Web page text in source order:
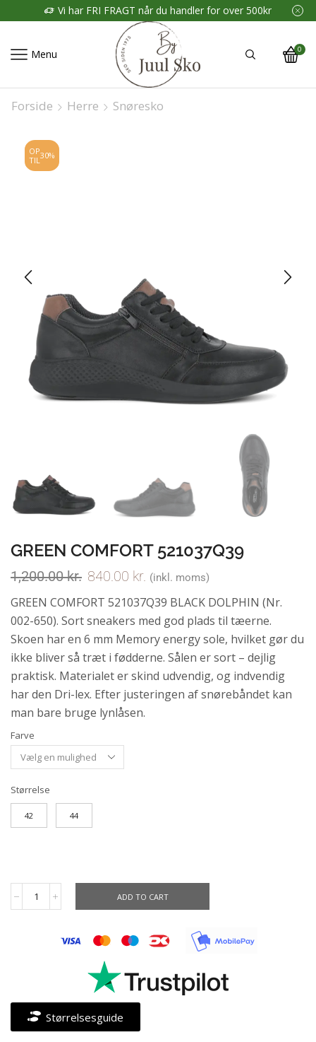
Vi har FRI FRAGT når du handler for over 500kr
Menu 0
Forside Herre Snøresko
OP
TIL 30%
GREEN COMFORT 521037Q39
1,200.00kr. 840.00 kr. (inkl. moms)
GREEN COMFORT 521037Q39 BLACK DOLPHIN (Nr.
002-650). Sort sneakers med god plads til tæerne.
Skoen har en 6 mm Memory energy sole, hvilket gør du
ikke bliver så træt i fødderne. Sålen er sort – dejlig
praktisk. Materialet er skind udvendig, og indvendig
har den Dri-lex. Efter justeringen af snørebåndet kan
man bare bruge lynlåsen.
Farve
Størrelse
42 44
ADD TO CART
Størrelsesguide